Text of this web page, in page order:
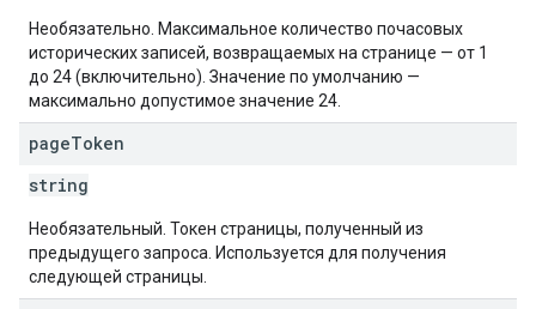
Необязательно. Максимальное количество почасовых
исторических записей, возвращаемых на странице — от 1
до 24 (включительно). Значение по умолчанию —
максимально допустимое значение 24.
pageToken
string
Необязательный. Токен страницы, полученный из
предыдущего запроса. Используется для получения
следующей страницы.